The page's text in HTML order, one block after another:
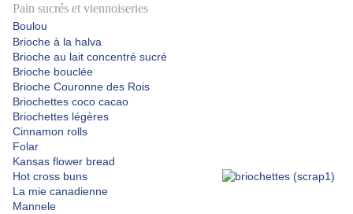
Pain sucrés et viennoiseries
Boulou
Brioche à la halva
Brioche au lait concentré sucré
Brioche bouclée
Brioche Couronne des Rois
Briochettes coco cacao
Briochettes légères
Cinnamon rolls
Folar
Kansas flower bread
Hot cross buns
La mie canadienne
Mannele